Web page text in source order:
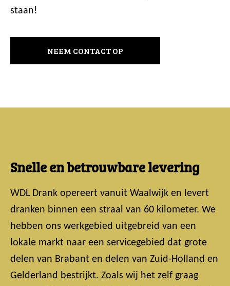
staan!
NEEM CONTACT OP
Snelle en betrouwbare levering
WDL Drank opereert vanuit Waalwijk en levert
dranken binnen een straal van 60 kilometer. We
hebben ons werkgebied uitgebreid van een
lokale markt naar een servicegebied dat grote
delen van Brabant en delen van Zuid-Holland en
Gelderland bestrijkt. Zoals wij het zelf graag